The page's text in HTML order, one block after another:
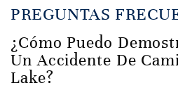
PREGUNTAS
¿Cómo Puedo
Un Accidente De
Lake?